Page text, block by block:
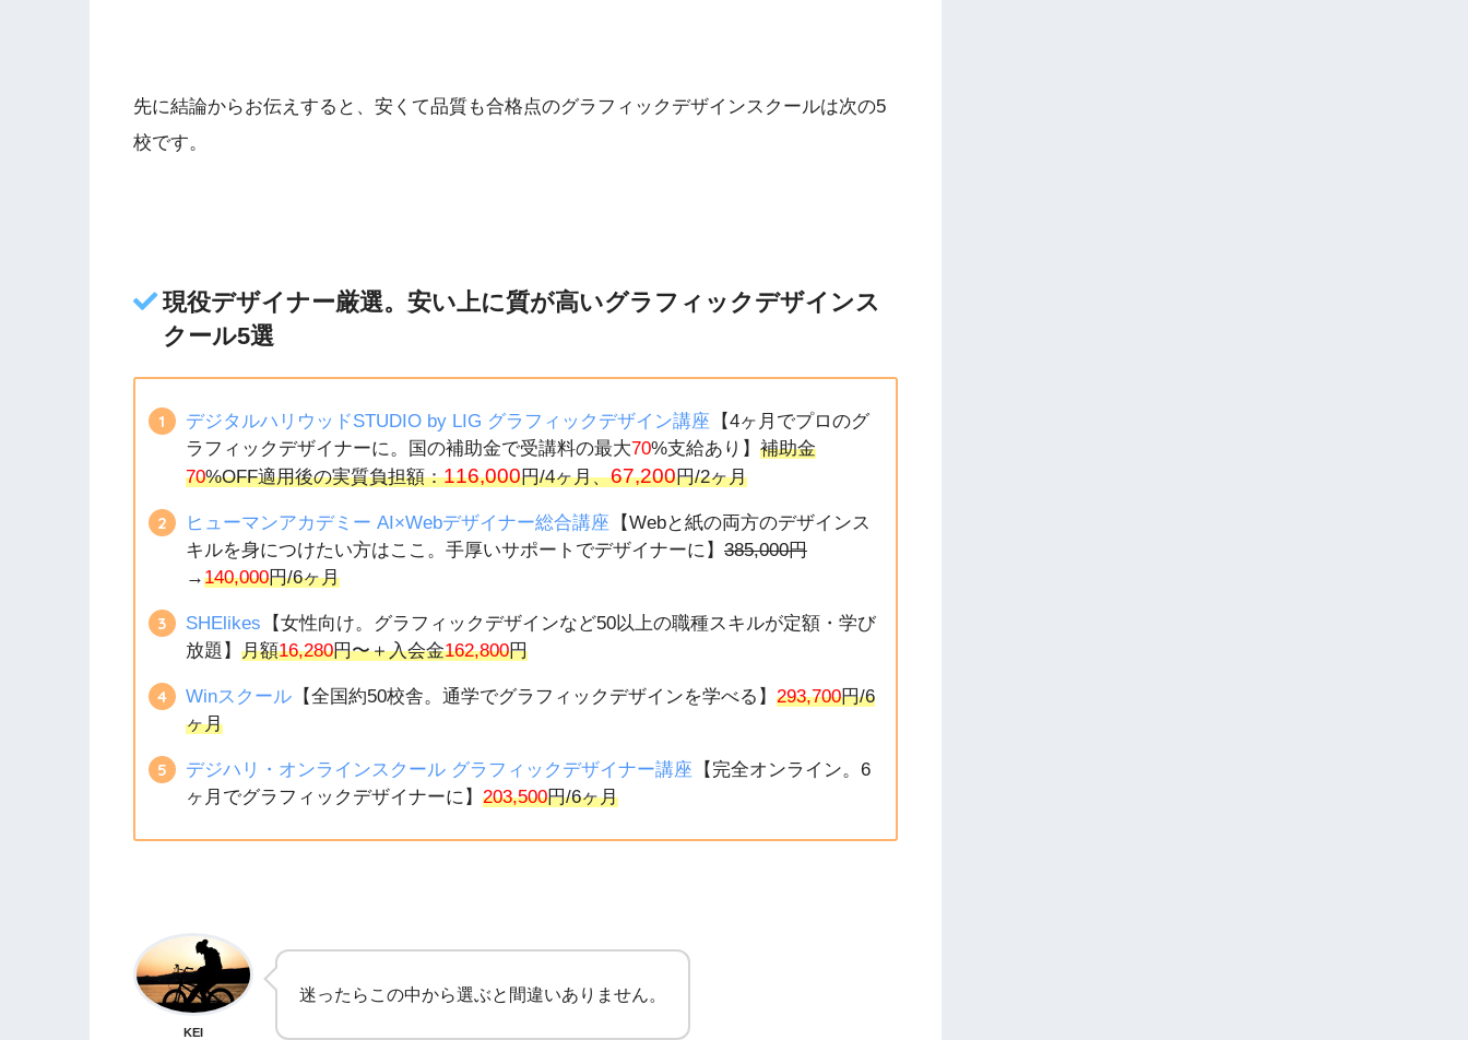
先に結論からお伝えすると、安くて品質も合格点のグラフィックデザインスクールは次の5
校です。
現役デザイナー厳選。安い上に質が高いグラフィックデザインス
クール5選
デジタルハリウッドSTUDIO by LIG グラフィックデザイン講座
【4ヶ月でプロのグ
ラフィックデザイナーに。国の補助金で受講料の最大70%支給あり】 補助金
70%OFF適用後の実質負担額：116,000円/4ヶ月、67,200円/2ヶ月
ヒューマンアカデミー AI×Webデザイナー総合講座
【Webと紙の両方のデザインス
キルを身につけたい方はここ。手厚いサポートでデザイナーに】 385,000円
→140,000円/6ヶ月
SHElikes
【女性向け。グラフィックデザインなど50以上の職種スキルが定額・学び
放題】 月額16,280円〜＋入会金162,800円
Winスクール 【全国約50校舎。通学でグラフィックデザインを学べる】 293,700円/6
ヶ月
デジハリ・オンラインスクール グラフィックデザイナー講座
【完全オンライン。6
ヶ月でグラフィックデザイナーに】 203,500円/6ヶ月
KEI
迷ったらこの中から選ぶと間違いありません。